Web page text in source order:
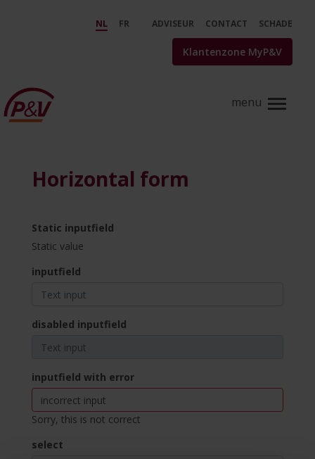
Refsheet Horizontal Form -
NL FR ADVISEUR CONTACT SCHADE
Klantenzone MyP&V
Horizontal form
Static inputfield
Static value
inputfield
disabled inputfield
inputfield with error
Sorry, this is not correct
select